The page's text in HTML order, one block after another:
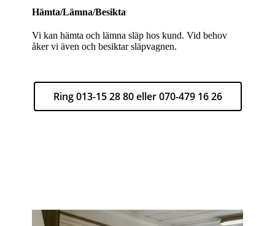
Hämta/Lämna/Besikta
Vi kan hämta och lämna släp hos kund. Vid behov
åker vi även och besiktar släpvagnen.
Ring 013-15 28 80 eller 070-479 16 26